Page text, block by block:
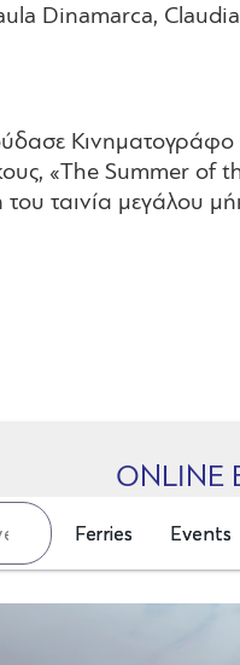
Dinamarca,
«The Summer
ταινία μεγάλου
ONLINE